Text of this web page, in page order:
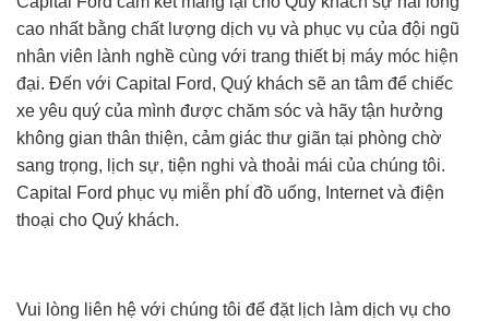
cao nhất bằng chất lượng dịch vụ và phục vụ của đội ngũ
nhân viên lành nghề cùng với trang thiết bị máy móc hiện
đại. Đến với Capital Ford, Quý khách sẽ an tâm để chiếc
xe yêu quý của mình được chăm sóc và hãy tận hưởng
không gian thân thiện, cảm giác thư giãn tại phòng chờ
sang trọng, lịch sự, tiện nghi và thoải mái của chúng tôi.
Capital Ford phục vụ miễn phí đồ uống, Internet và điện
thoại cho Quý khách.
Vui lòng liên hệ với chúng tôi để đặt lịch làm dịch vụ cho